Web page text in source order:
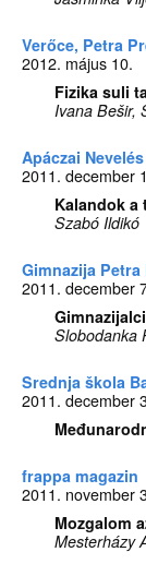
Verőce, Petra
2012. május 10.
Fizika suli
Ivana Bešir,
Apáczai
2011. december
Kalandok a
Szabó Ildikó
Gimnazija
2011. december
Slobodanka
Srednja škola
2011. december
frappa magazin
2011. november
Mozgalom
Mesterházy